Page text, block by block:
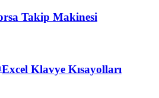
Takip Makinesi
Excel Klavye Kısayolları